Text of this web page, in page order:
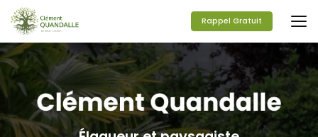
Aller
au
contenu
principal
Rappel Gratuit